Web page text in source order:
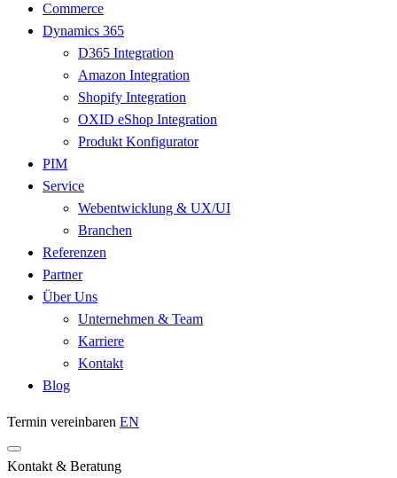
Commerce
Dynamics 365
D365 Integration
Amazon Integration
Shopify Integration
OXID eShop Integration
Produkt Konfigurator
PIM
Service
Webentwicklung & UX/UI
Branchen
Referenzen
Partner
Über Uns
Unternehmen & Team
Karriere
Kontakt
Blog
Termin vereinbaren EN
Kontakt & Beratung